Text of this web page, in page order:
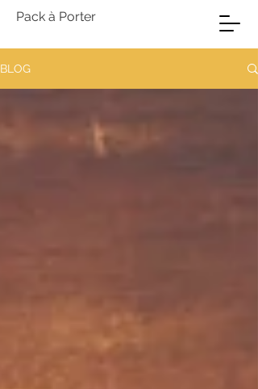
Pack à Porter
BLOG